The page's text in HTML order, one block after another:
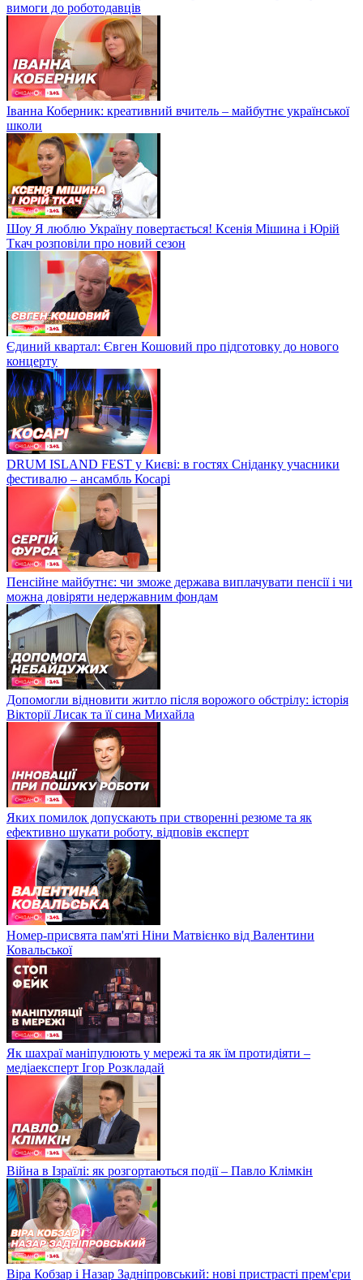
вимоги до роботодавців
Іванна Коберник: креативний вчитель – майбутнє української
школи
Шоу Я люблю Україну повертається! Ксенія Мішина і Юрій
Ткач розповіли про новий сезон
Єдиний квартал: Євген Кошовий про підготовку до нового
концерту
DRUM ISLAND FEST у Києві: в гостях Сніданку учасники
фестивалю – ансамбль Косарі
Пенсійне майбутнє: чи зможе держава виплачувати пенсії і чи
можна довіряти недержавним фондам
Допомогли відновити житло після ворожого обстрілу: історія
Вікторії Лисак та її сина Михайла
Яких помилок допускають при створенні резюме та як
ефективно шукати роботу, відповів експерт
Номер-присвята пам'яті Ніни Матвієнко від Валентини
Ковальської
Як шахраї маніпулюють у мережі та як їм протидіяти –
медіаексперт Ігор Розкладай
Війна в Ізраїлі: як розгортаються події – Павло Клімкін
Віра Кобзар і Назар Задніпровський: нові пристрасті прем'єри